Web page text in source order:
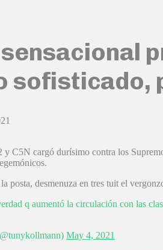
sensacional
sofisticado,
y C5N cargó durísimo contra los
posta, desmenuza en tres tuit el
q aumentó la circulación con las
May 4, 2021